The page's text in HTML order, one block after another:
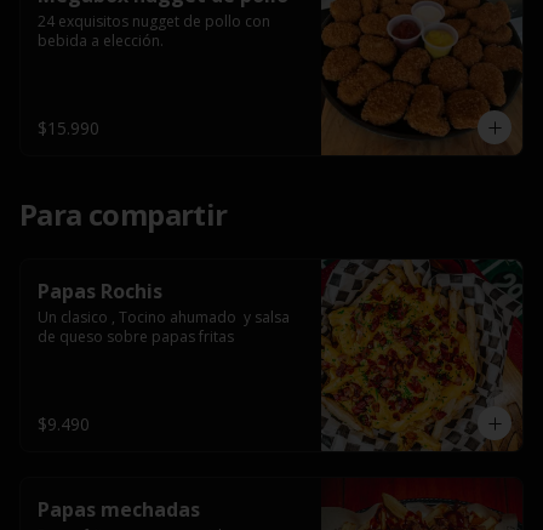
24 exquisitos nugget de pollo con
bebida a elección.
$15.990
Para compartir
Papas Rochis
Un clasico , Tocino ahumado  y salsa
de queso sobre papas fritas
$9.490
Papas mechadas